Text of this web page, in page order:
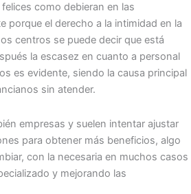
como debieran en las
porque el derecho a la intimidad en la
centros se puede decir que está
la escasez en cuanto a personal
es evidente, siendo la causa principal
sin atender.
empresas y suelen intentar ajustar
para obtener más beneficios, algo
con la necesaria en muchos casos
y mejorando las